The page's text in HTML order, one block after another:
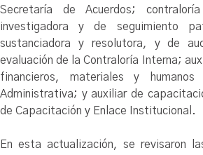
Secretaría de Acuerdos;
investigadora y de seguimiento
sustanciadora y resolutora, y de
evaluación de la Contraloría Interna;
financieros, materiales y
Administrativa; y auxiliar de
de Capacitación y Enlace Institucional.
En esta actualización, se revisaron